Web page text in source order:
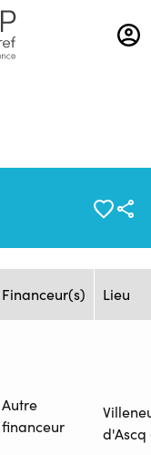
Source :
TEMANA
Financeur(s) Lieu
Autre
financeur
d'Ascq